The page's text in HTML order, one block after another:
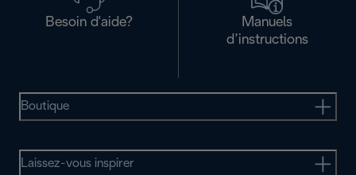
Besoin d'aide?
Manuels
d’instructions
Boutique
Laissez-vous inspirer